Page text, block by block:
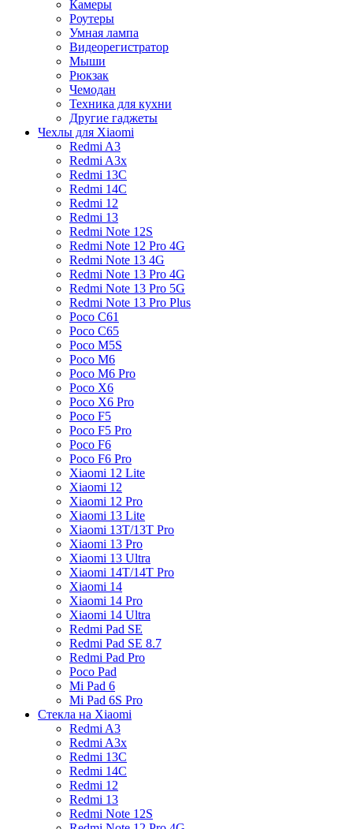
Камеры
Роутеры
Умная лампа
Видеорегистратор
Мыши
Рюкзак
Чемодан
Техника для кухни
Другие гаджеты
Чехлы для Xiaomi
Redmi A3
Redmi A3x
Redmi 13C
Redmi 14C
Redmi 12
Redmi 13
Redmi Note 12S
Redmi Note 12 Pro 4G
Redmi Note 13 4G
Redmi Note 13 Pro 4G
Redmi Note 13 Pro 5G
Redmi Note 13 Pro Plus
Poco C61
Poco C65
Poco M5S
Poco M6
Poco M6 Pro
Poco X6
Poco X6 Pro
Poco F5
Poco F5 Pro
Poco F6
Poco F6 Pro
Xiaomi 12 Lite
Xiaomi 12
Xiaomi 12 Pro
Xiaomi 13 Lite
Xiaomi 13T/13T Pro
Xiaomi 13 Pro
Xiaomi 13 Ultra
Xiaomi 14T/14T Pro
Xiaomi 14
Xiaomi 14 Pro
Xiaomi 14 Ultra
Redmi Pad SE
Redmi Pad SE 8.7
Redmi Pad Pro
Poco Pad
Mi Pad 6
Mi Pad 6S Pro
Стекла на Xiaomi
Redmi A3
Redmi A3x
Redmi 13C
Redmi 14C
Redmi 12
Redmi 13
Redmi Note 12S